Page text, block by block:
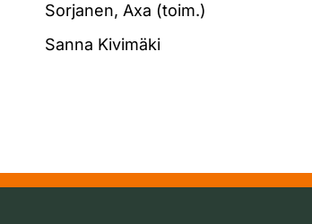
Sorjanen, Axa (toim.)
Sanna Kivimäki